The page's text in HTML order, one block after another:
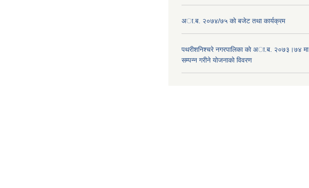
अा.ब. २०७४/७५ काे बजेट तथा कार्यक्रम
पथरीशनिश्चरे नगरपालिका काे अा.ब. २०७३।७४ मा
सम्पन्न गरीने याेजनाकाे विवरण